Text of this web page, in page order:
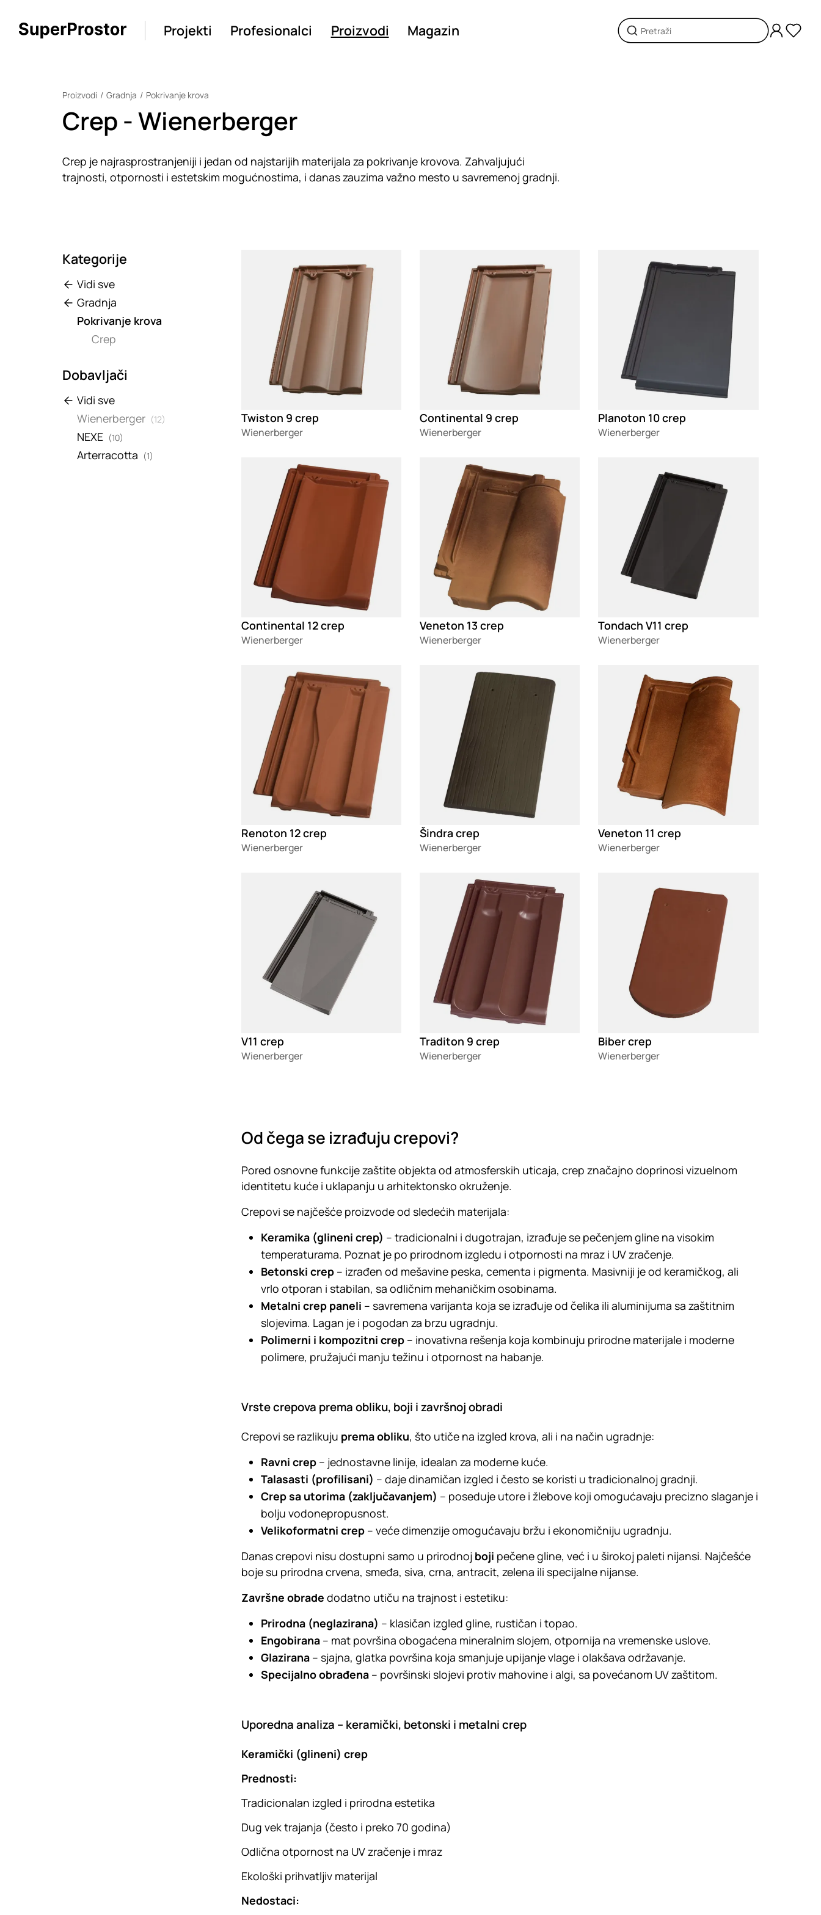
Projekti Profesionalci Proizvodi Magazin
Proizvodi Gradnja Pokrivanje krova
Crep - Wienerberger
Crep je najrasprostranjeniji i jedan od najstarijih materijala za pokrivanje krovova. Zahvaljujući
trajnosti, otpornosti i estetskim mogućnostima, i danas zauzima važno mesto u savremenoj gradnji.
Kategorije
Vidi sve
Gradnja
Pokrivanje krova
Crep
Dobavljači
Vidi sve
Wienerberger (12)
NEXE (10)
Arterracotta (1)
Twiston 9 crep
Wienerberger
Continental 9 crep
Wienerberger
Planoton 10 crep
Wienerberger
Continental 12 crep
Wienerberger
Veneton 13 crep
Wienerberger
Tondach V11 crep
Wienerberger
Renoton 12 crep
Wienerberger
Šindra crep
Wienerberger
Veneton 11 crep
Wienerberger
V11 crep
Wienerberger
Traditon 9 crep
Wienerberger
Biber crep
Wienerberger
Od čega se izrađuju crepovi?
Pored osnovne funkcije zaštite objekta od atmosferskih uticaja, crep značajno doprinosi vizuelnom
identitetu kuće i uklapanju u arhitektonsko okruženje.
Crepovi se najčešće proizvode od sledećih materijala:
Keramika (glineni crep) – tradicionalni i dugotrajan, izrađuje se pečenjem gline na visokim
temperaturama. Poznat je po prirodnom izgledu i otpornosti na mraz i UV zračenje.
Betonski crep– izrađen od mešavine peska, cementa i pigmenta. Masivniji je od keramičkog, ali
vrlo otporan i stabilan, sa odličnim mehaničkim osobinama.
Metalni crep paneli – savremena varijanta koja se izrađuje od čelika ili aluminijuma sa zaštitnim
slojevima. Lagan je i pogodan za brzu ugradnju.
Polimerni i kompozitni crep– inovativna rešenja koja kombinuju prirodne materijale i moderne
polimere, pružajući manju težinu i otpornost na habanje.
Vrste crepova prema obliku, boji i završnoj obradi
Crepovi se razlikuju prema obliku, što utiče na izgled krova, ali i na način ugradnje:
Ravni crep– jednostavne linije, idealan za moderne kuće.
Talasasti (profilisani) – daje dinamičan izgled i često se koristi u tradicionalnoj gradnji.
Crep sa utorima (zaključavanjem) – poseduje utore i žlebove koji omogućavaju precizno slaganje i
bolju vodonepropusnost.
Velikoformatni crep– veće dimenzije omogućavaju bržu i ekonomičniju ugradnju.
Danas crepovi nisu dostupni samo u prirodnoj boji pečene gline, već i u širokoj paleti nijansi. Najčešće
boje su prirodna crvena, smeđa, siva, crna, antracit, zelena ili specijalne nijanse.
Završne obrade dodatno utiču na trajnost i estetiku:
Prirodna (neglazirana) – klasičan izgled gline, rustičan i topao.
Engobirana– mat površina obogaćena mineralnim slojem, otpornija na vremenske uslove.
Glazirana– sjajna, glatka površina koja smanjuje upijanje vlage i olakšava održavanje.
Specijalno obrađena– površinski slojevi protiv mahovine i algi, sa povećanom UV zaštitom.
Uporedna analiza – keramički, betonski i metalni crep
Keramički (glineni) crep
Prednosti:
Tradicionalan izgled i prirodna estetika
Dug vek trajanja (često i preko 70 godina)
Odlična otpornost na UV zračenje i mraz
Ekološki prihvatljiv materijal
Nedostaci: